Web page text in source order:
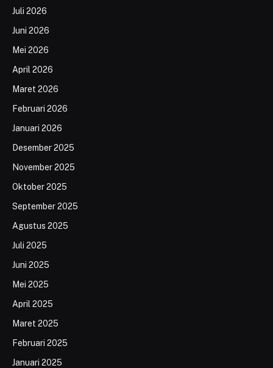
Juli 2026
Juni 2026
Mei 2026
April 2026
Maret 2026
Februari 2026
Januari 2026
Desember 2025
November 2025
Oktober 2025
September 2025
Agustus 2025
Juli 2025
Juni 2025
Mei 2025
April 2025
Maret 2025
Februari 2025
Januari 2025